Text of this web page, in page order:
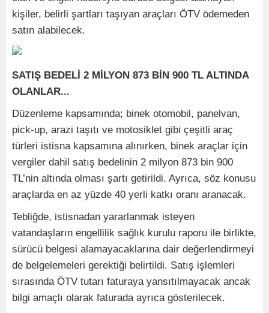
kişiler, belirli şartları taşıyan araçları ÖTV ödemeden
satın alabilecek.
SATIŞ BEDELİ 2 MİLYON 873 BİN 900 TL ALTINDA
OLANLAR...
Düzenleme kapsamında; binek otomobil, panelvan,
pick-up, arazi taşıtı ve motosiklet gibi çeşitli araç
türleri istisna kapsamına alınırken, binek araçlar için
vergiler dahil satış bedelinin 2 milyon 873 bin 900
TL’nin altında olması şartı getirildi. Ayrıca, söz konusu
araçlarda en az yüzde 40 yerli katkı oranı aranacak.
Tebliğde, istisnadan yararlanmak isteyen
vatandaşların engellilik sağlık kurulu raporu ile birlikte,
sürücü belgesi alamayacaklarına dair değerlendirmeyi
de belgelemeleri gerektiği belirtildi. Satış işlemleri
sırasında ÖTV tutarı faturaya yansıtılmayacak ancak
bilgi amaçlı olarak faturada ayrıca gösterilecek.